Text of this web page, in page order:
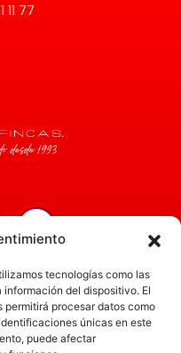
tecnologías como las
del dispositivo. El
procesar datos como
únicas en este
puede afectar
77